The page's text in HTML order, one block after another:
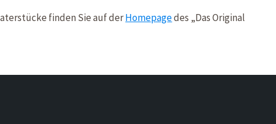
finden Sie auf derHomepagedes „Das Original